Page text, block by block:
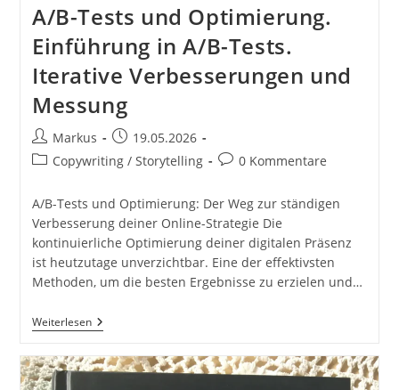
A/B-Tests und Optimierung.
Einführung in A/B-Tests.
Iterative Verbesserungen und
Messung
Beitrags-
Autor:
Markus
Beitrag
veröffentlicht:
19.05.2026
Beitrags-
Copywriting / Storytelling
Beitrags-
0 Kommentare
A/B-Tests und Optimierung: Der Weg zur ständigen
Verbesserung deiner Online-Strategie Die
kontinuierliche Optimierung deiner digitalen Präsenz
ist heutzutage unverzichtbar. Eine der effektivsten
Methoden, um die besten Ergebnisse zu erzielen und…
WeiterlesenA/B-
Tests
Optimierung.
Einführung